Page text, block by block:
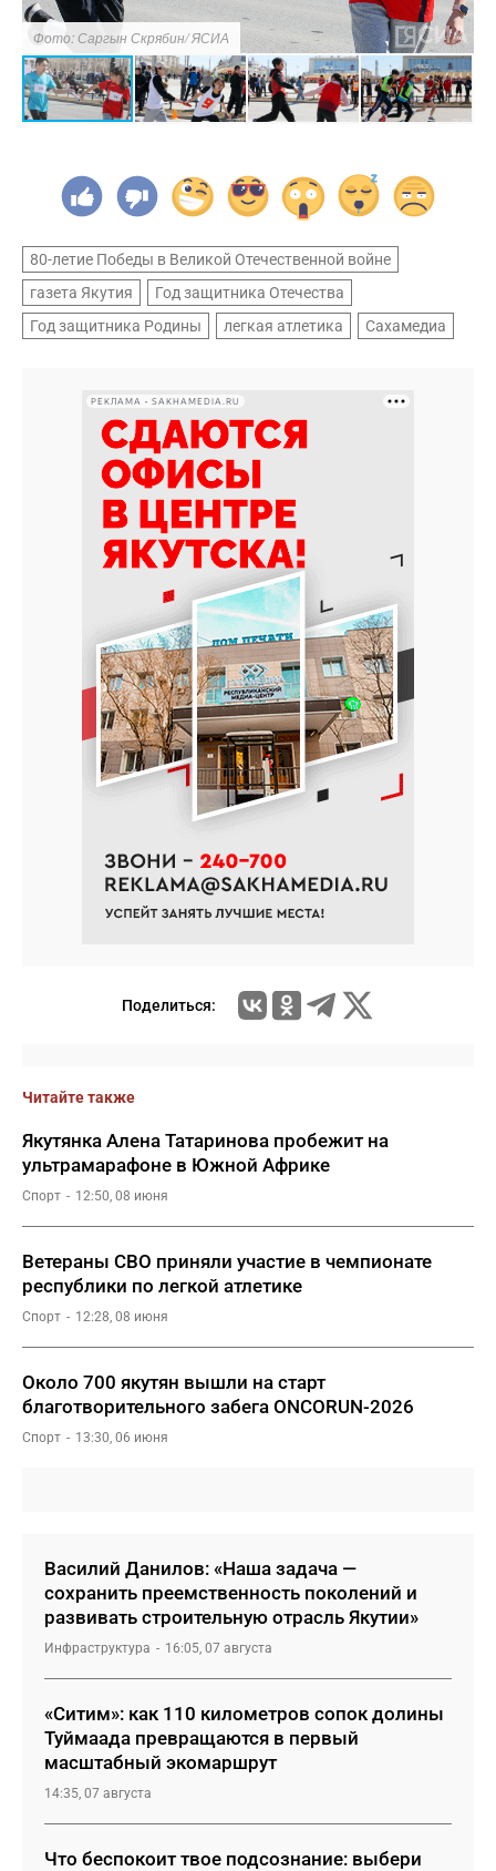
Фото: Саргын Скрябин/ ЯСИА
80-летие Победы в Великой Отечественной войне
газета Якутия
Год защитника Отечества
Год защитника Родины
легкая атлетика Сахамедиа
РЕКЛАМА • SAKHAMEDIA.RU
Поделиться:
Читайте также
Якутянка Алена Татаринова пробежит на
ультрамарафоне в Южной Африке
Спорт 12:50, 08 июня
Ветераны СВО приняли участие в чемпионате
республики по легкой атлетике
Спорт 12:28, 08 июня
Около 700 якутян вышли на старт
благотворительного забега ONCORUN-2026
Спорт 13:30, 06 июня
Василий Данилов: «Наша задача —
сохранить преемственность поколений и
развивать строительную отрасль Якутии»
Инфраструктура 16:05, 07 августа
«Ситим»: как 110 километров сопок долины
Туймаада превращаются в первый
масштабный экомаршрут
14:35, 07 августа
Что беспокоит твое подсознание: выбери